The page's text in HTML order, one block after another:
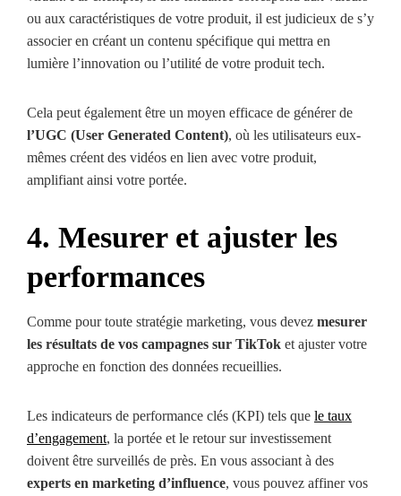
ou aux caractéristiques de votre produit, il est judicieux de s’y
associer en créant un contenu spécifique qui mettra en
lumière l’innovation ou l’utilité de votre produit tech.
Cela peut également être un moyen efficace de générer de
l’UGC (User Generated Content), où les utilisateurs eux-
mêmes créent des vidéos en lien avec votre produit,
amplifiant ainsi votre portée.
4. Mesurer et ajuster les
performances
Comme pour toute stratégie marketing, vous devez mesurer
les résultats de vos campagnes sur TikTok et ajuster votre
approche en fonction des données recueillies.
Les indicateurs de performance clés (KPI) tels que le taux
d’engagement, la portée et le retour sur investissement
doivent être surveillés de près. En vous associant à des
experts en marketing d’influence, vous pouvez affiner vos